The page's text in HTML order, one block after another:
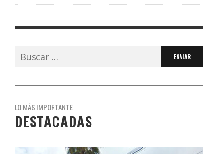
Buscar:
LO MÁS IMPORTANTE
DESTACADAS